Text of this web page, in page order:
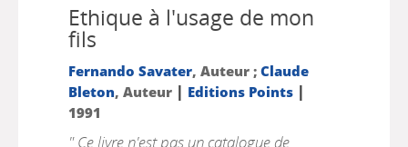
Ethique à l'usage de mon
fils
Fernando Savater, Auteur ; Claude
Bleton, Auteur | Editions Points|
1991
" Ce livre n'est pas un catalogue de